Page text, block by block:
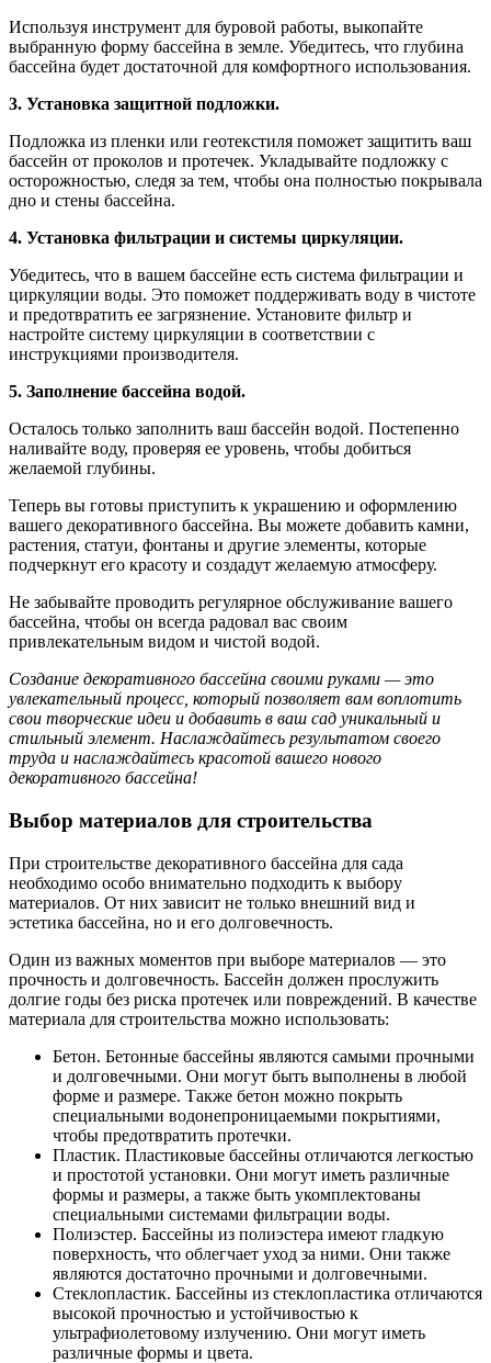
Используя инструмент для буровой работы, выкопайте
выбранную форму бассейна в земле. Убедитесь, что глубина
бассейна будет достаточной для комфортного использования.
3. Установка защитной подложки.
Подложка из пленки или геотекстиля поможет защитить ваш
бассейн от проколов и протечек. Укладывайте подложку с
осторожностью, следя за тем, чтобы она полностью покрывала
дно и стены бассейна.
4. Установка фильтрации и системы циркуляции.
Убедитесь, что в вашем бассейне есть система фильтрации и
циркуляции воды. Это поможет поддерживать воду в чистоте
и предотвратить ее загрязнение. Установите фильтр и
настройте систему циркуляции в соответствии с
инструкциями производителя.
5. Заполнение бассейна водой.
Осталось только заполнить ваш бассейн водой. Постепенно
наливайте воду, проверяя ее уровень, чтобы добиться
желаемой глубины.
Теперь вы готовы приступить к украшению и оформлению
вашего декоративного бассейна. Вы можете добавить камни,
растения, статуи, фонтаны и другие элементы, которые
подчеркнут его красоту и создадут желаемую атмосферу.
Не забывайте проводить регулярное обслуживание вашего
бассейна, чтобы он всегда радовал вас своим
привлекательным видом и чистой водой.
Создание декоративного бассейна своими руками — это
увлекательный процесс, который позволяет вам воплотить
свои творческие идеи и добавить в ваш сад уникальный и
стильный элемент. Наслаждайтесь результатом своего
труда и наслаждайтесь красотой вашего нового
декоративного бассейна!
Выбор материалов для строительства
При строительстве декоративного бассейна для сада
необходимо особо внимательно подходить к выбору
материалов. От них зависит не только внешний вид и
эстетика бассейна, но и его долговечность.
Один из важных моментов при выборе материалов — это
прочность и долговечность. Бассейн должен прослужить
долгие годы без риска протечек или повреждений. В качестве
материала для строительства можно использовать:
Бетон. Бетонные бассейны являются самыми прочными
и долговечными. Они могут быть выполнены в любой
форме и размере. Также бетон можно покрыть
специальными водонепроницаемыми покрытиями,
чтобы предотвратить протечки.
Пластик. Пластиковые бассейны отличаются легкостью
и простотой установки. Они могут иметь различные
формы и размеры, а также быть укомплектованы
специальными системами фильтрации воды.
Полиэстер. Бассейны из полиэстера имеют гладкую
поверхность, что облегчает уход за ними. Они также
являются достаточно прочными и долговечными.
Стеклопластик. Бассейны из стеклопластика отличаются
высокой прочностью и устойчивостью к
ультрафиолетовому излучению. Они могут иметь
различные формы и цвета.